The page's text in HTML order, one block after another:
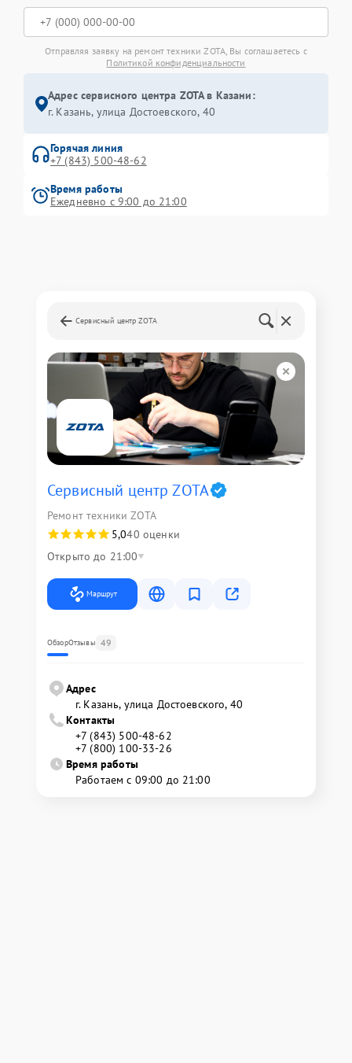
Отправляя заявку на ремонт техники ZOTA, Вы соглашаетесь с
Политикой конфиденциальности
Адрес сервисного центра ZOTA в Казани:
г. Казань, улица Достоевского, 40
Горячая линия
+7 (843) 500-48-62
Время работы
Ежедневно с 9:00 до 21:00
Сервисный центр ZOTA
Сервисный центр ZOTA
Ремонт техники ZOTA
5,040 оценки
Открыто до 21:00
Маршрут
ОбзорОтзывы 49
Адрес
г. Казань, улица Достоевского, 40
Контакты
+7 (843) 500-48-62
+7 (800) 100-33-26
Время работы
Работаем с 09:00 до 21:00